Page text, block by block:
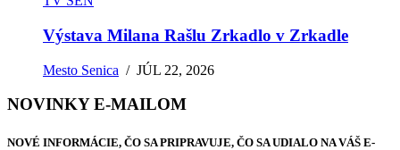
Výstava Milana Rašlu Zrkadlo v Zrkadle
Mesto Senica /JÚL 22, 2026
NOVINKY E-MAILOM
NOVÉ INFORMÁCIE, ČO SA PRIPRAVUJE, ČO SA UDIALO NA VÁŠ E-